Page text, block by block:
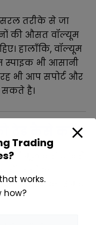
सरल तरीके से जा
की औसत वॉल्यूम
हालाँकि, वॉल्यूम
स्पाइक भी आसानी
भी आप सपोर्ट और
सकते है।
ट्रेड कैसे करें?
की मूल बातें जानते
लागू करने का समय
Trading
works.
how?